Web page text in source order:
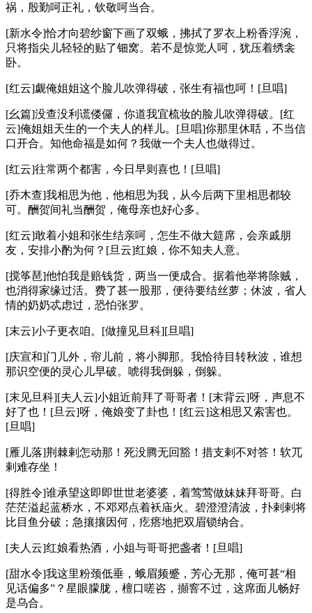
祸，殷勤呵正礼，钦敬呵当合。
[新水令]恰才向碧纱窗下画了双蛾，拂拭了罗衣上粉香浮涴，
只将指尖儿轻轻的贴了钿窝。若不是惊觉人呵，犹压着绣衾
卧。
[红云]觑俺姐姐这个脸儿吹弹得破，张生有福也呵！[旦唱]
[幺篇]没查没利谎偻儸，你道我宜梳妆的脸儿吹弹得破。[红
云]俺姐姐天生的一个夫人的样儿。[旦唱]你那里休聒，不当信
口开合。知他命福是如何？我做一个夫人也做得过。
[红云]往常两个都害，今日早则喜也！[旦唱]
[乔木查]我相思为他，他相思为我，从今后两下里相思都较
可。酬贺间礼当酬贺，俺母亲也好心多。
[红云]敢着小姐和张生结亲呵，怎生不做大筵席，会亲戚朋
友，安排小酌为何？[旦云]红娘，你不知夫人意。
[搅筝琶]他怕我是赔钱货，两当一便成合。据着他举将除贼，
也消得家缘过活。费了甚一股那，便待要结丝萝；休波，省人
情的奶奶忒虑过，恐怕张罗。
[末云]小子更衣咱。[做撞见旦科][旦唱]
[庆宣和]门儿外，帘儿前，将小脚那。我恰待目转秋波，谁想
那识空便的灵心儿早破。唬得我倒躲，倒躲。
[末见旦科][夫人云]小姐近前拜了哥哥者！[末背云]呀，声息不
好了也！[旦云]呀，俺娘变了卦也！[红云]这相思又索害也。
[旦唱]
[雁儿落]荆棘剌怎动那！死没腾无回豁！措支剌不对答！软兀
剌难存坐！
[得胜令]谁承望这即即世世老婆婆，着莺莺做妹妹拜哥哥。白
茫茫溢起蓝桥水，不邓邓点着袄庙火。碧澄澄清波，扑剌剌将
比目鱼分破；急攘攘因何，疙瘩地把双眉锁纳合。
[夫人云]红娘看热酒，小姐与哥哥把盏者！[旦唱]
[甜水令]我这里粉颈低垂，蛾眉频蹙，芳心无那，俺可甚“相
见话偏多”？星眼朦胧，檀口嗟咨，攧窨不过，这席面儿畅好
是乌合。